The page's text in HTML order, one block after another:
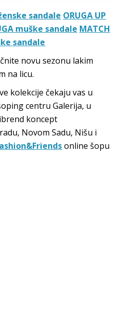
sandale ORUGA UP
muške sandale MATCH
sandale
novu sezonu lakim
na licu.
kolekcije čekaju vas u
centru Galerija, u
koncept
Novom Sadu, Nišu i
online šopu